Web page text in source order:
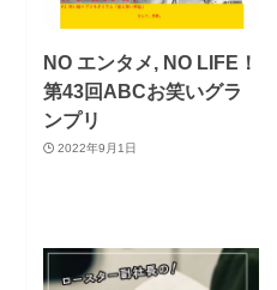
NO エンタメ, NO LIFE！
第43回ABCお笑いグラ
ンプリ
2022年9月1日